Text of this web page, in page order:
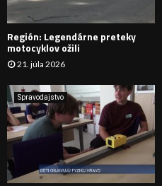
Región: Legendárne preteky
motocyklov ožili
21. júla 2026
Spravodajstvo